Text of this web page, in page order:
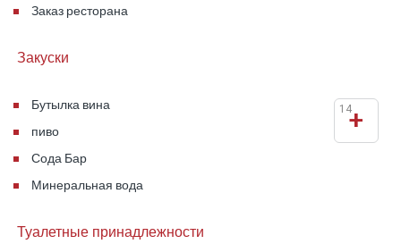
Заказ ресторана
Закуски
Бутылка вина
пиво
Сода Бар
Минеральная вода
+
14
Туалетные принадлежности